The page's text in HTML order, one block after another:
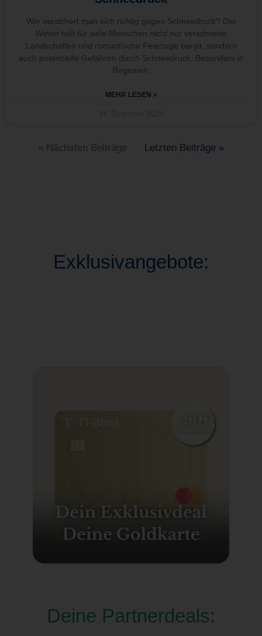
Wie versichert man sich richtig gegen Schneedruck? Der
Winter hält für viele Menschen nicht nur verschneite
Landschaften und romantische Feiertage bereit, sondern
auch potenzielle Gefahren durch Schneedruck. Besonders in
Regionen,
MEHR LESEN »
« Nächsten Beiträge Letzten Beiträge »
Exklusivangebote:
Deine Partnerdeals: